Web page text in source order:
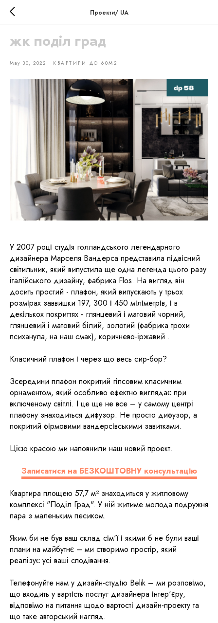
Проекти/ UA
жк поділ град
May 30, 2022 КВАРТИРИ ДО 60М2
У 2007 році студія голландського легендарного
дизайнера Марселя Вандерса представила підвісний
світильник, який випустила ще одна легенда цього разу
італійського дизайну, фабрика Flos. На вигляд він
досить простий - плафон, який випускають у трьох
розмірах заввишки 197, 300 і 450 міліметрів, і в
декількох покриттях - глянцевий і матовий чорний,
глянцевий і матовий білий, золотий (фабрика трохи
психанула, на наш смак), коричнево-іржавий .
Класичний плафон і через що весь сир-бор?
Зсередини плафон покритий гіпсовим класичним
орнаментом, який особливо ефектно виглядає при
включеному світлі. І це ще не все – у самому центрі
плафону знаходиться дифузор. Не просто дифузор, а
покритий фірмовими вандерсівськими завитками.
Цією красою ми наповнили наш новий проект.
Записатися на БЕЗКОШТОВНУ консультацію
Квартира площею 57,7 м² знаходиться у житловому
комплексі "Поділ Град". У ній житиме молода подружня
пара з маленьким песиком.
Яким би не був ваш склад сім'ї і якими б не були ваші
плани на майбутнє – ми створимо простір, який
реалізує усі ваші сподівання.
Телефонуйте нам у дизайн-студію Belik – ми розповімо,
що входить у вартість послуг дизайнера інтер'єру,
відповімо на питання щодо вартості дизайн-проекту та
що таке авторський нагляд.